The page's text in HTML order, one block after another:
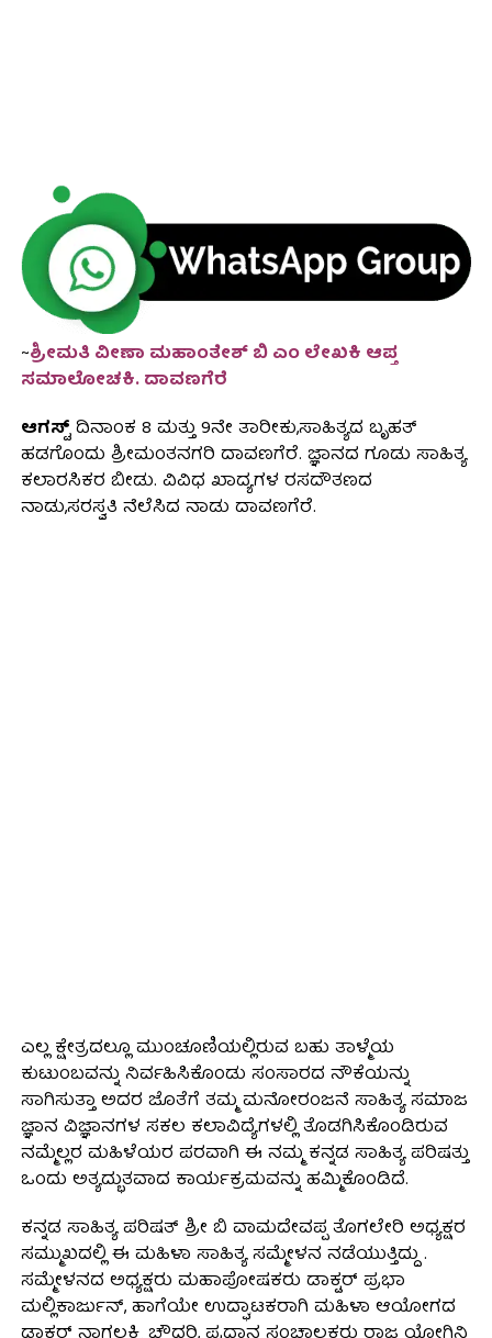
~ಶ್ರೀಮತಿ ವೀಣಾ ಮಹಾಂತೇಶ್ ಬಿ ಎಂ ಲೇಖಕಿ ಆಪ್ತ
ಸಮಾಲೋಚಕಿ. ದಾವಣಗೆರೆ
ಆಗಸ್ಟ್ದಿನಾಂಕ 8 ಮತ್ತು 9ನೇ ತಾರೀಕು,ಸಾಹಿತ್ಯದ ಬೃಹತ್
ಹಡಗೊಂದು ಶ್ರೀಮಂತನಗರಿ ದಾವಣಗೆರೆ. ಜ್ಞಾನದ ಗೂಡು ಸಾಹಿತ್ಯ
ಕಲಾರಸಿಕರ ಬೀಡು. ವಿವಿಧ ಖಾದ್ಯಗಳ ರಸದೌತಣದ
ನಾಡು,ಸರಸ್ವತಿ ನೆಲೆಸಿದ ನಾಡು ದಾವಣಗೆರೆ.
ಎಲ್ಲ ಕ್ಷೇತ್ರದಲ್ಲೂ ಮುಂಚೂಣಿಯಲ್ಲಿರುವ ಬಹು ತಾಳ್ಮೆಯ
ಕುಟುಂಬವನ್ನು ನಿರ್ವಹಿಸಿಕೊಂಡು ಸಂಸಾರದ ನೌಕೆಯನ್ನು
ಸಾಗಿಸುತ್ತಾ ಅದರ ಜೊತೆಗೆ ತಮ್ಮ ಮನೋರಂಜನೆ ಸಾಹಿತ್ಯ ಸಮಾಜ
ಜ್ಞಾನ ವಿಜ್ಞಾನಗಳ ಸಕಲ ಕಲಾವಿದ್ಯೆಗಳಲ್ಲಿ ತೊಡಗಿಸಿಕೊಂಡಿರುವ
ನಮ್ಮೆಲ್ಲರ ಮಹಿಳೆಯರ ಪರವಾಗಿ ಈ ನಮ್ಮ ಕನ್ನಡ ಸಾಹಿತ್ಯ ಪರಿಷತ್ತು
ಒಂದು ಅತ್ಯದ್ಭುತವಾದ ಕಾರ್ಯಕ್ರಮವನ್ನು ಹಮ್ಮಿಕೊಂಡಿದೆ.
ಕನ್ನಡ ಸಾಹಿತ್ಯ ಪರಿಷತ್ ಶ್ರೀ ಬಿ ವಾಮದೇವಪ್ಪ ತೊಗಲೇರಿ ಅಧ್ಯಕ್ಷರ
ಸಮ್ಮುಖದಲ್ಲಿ ಈ ಮಹಿಳಾ ಸಾಹಿತ್ಯ ಸಮ್ಮೇಳನ ನಡೆಯುತ್ತಿದ್ದು .
ಸಮ್ಮೇಳನದ ಅಧ್ಯಕ್ಷರು ಮಹಾಪೋಷಕರು ಡಾಕ್ಟರ್ ಪ್ರಭಾ
ಮಲ್ಲಿಕಾರ್ಜುನ್, ಹಾಗೆಯೇ ಉದ್ಘಾಟಕರಾಗಿ ಮಹಿಳಾ ಆಯೋಗದ